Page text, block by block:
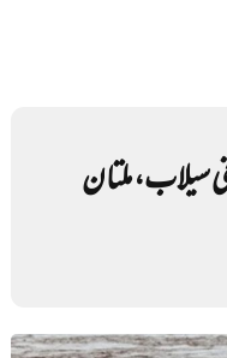
سیلاب، ملتان